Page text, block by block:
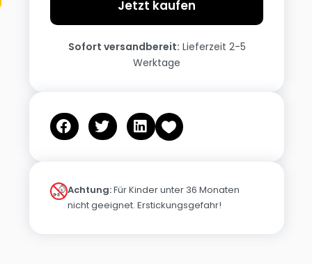
Jetzt kaufen
Sofort versandbereit: Lieferzeit 2-5
Werktage
Achtung:Für Kinder unter 36 Monaten
nicht geeignet. Erstickungsgefahr!